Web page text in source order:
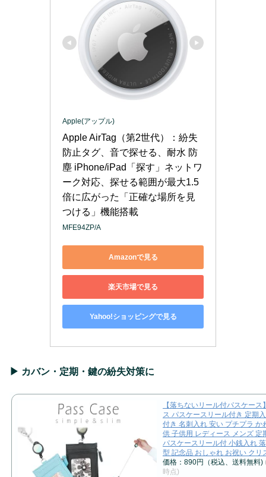
Apple(アップル)
Apple AirTag（第2世代）：紛失
防止タグ、音で探せる、耐水 防
塵 iPhone/iPad「探す」ネットワ
ーク対応、探せる範囲が最大1.5
倍に広がった「正確な場所を見
つける」機能搭載
MFE94ZP/A
Amazonで見る
楽天市場で見る
Yahoo!ショッピングで見る
▶︎ カバン・定期・鍵の紛失対策に
【落ちないリール付パスケース
ス パスケースリール付き 定期
付き 名刺入れ 安い プチプラ か
供 子供用 レディース メンズ 定
パスケースリール付 小銭入れ
型 記念品 おしゃれ お祝い クリ
価格：890円（税込、送料無料)
時点)